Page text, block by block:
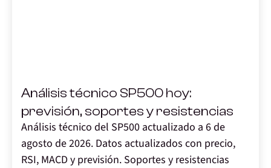
Análisis técnico SP500 hoy:
previsión, soportes y resistencias
Análisis técnico del SP500 actualizado a 6 de
agosto de 2026. Datos actualizados con precio,
RSI, MACD y previsión. Soportes y resistencias